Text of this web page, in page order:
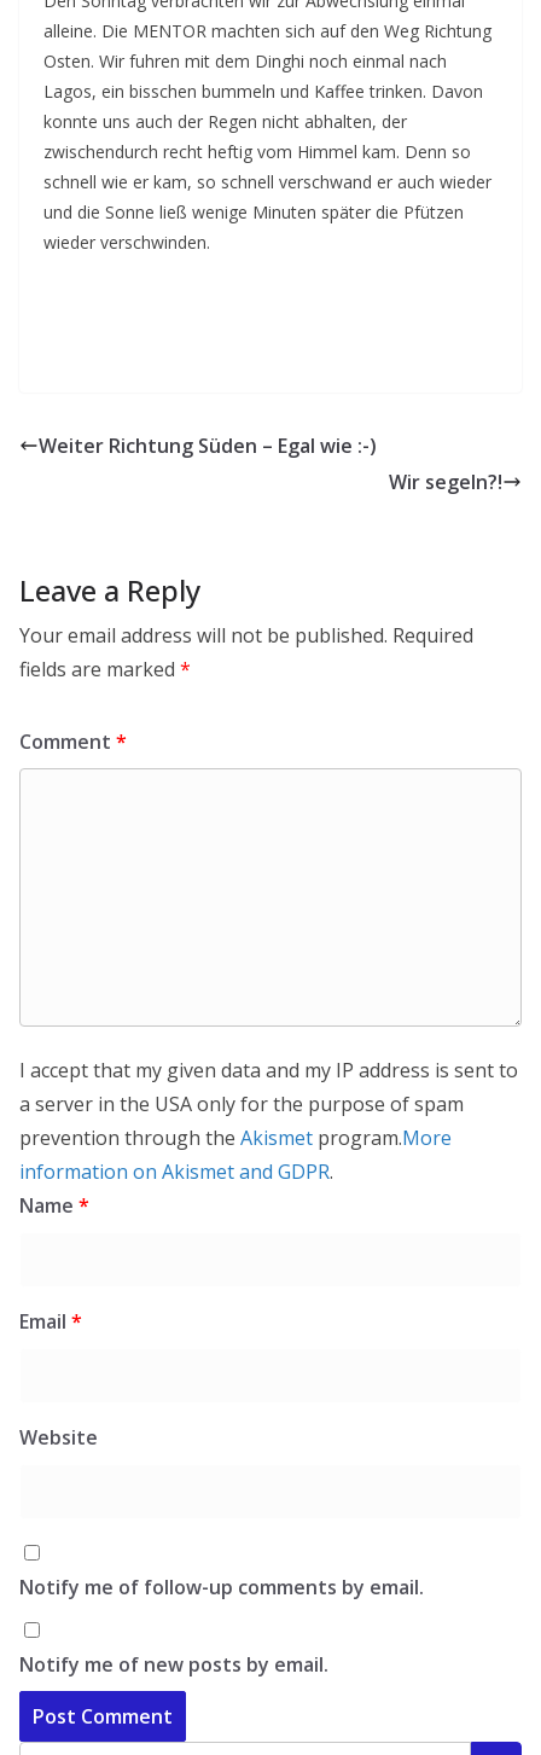
alleine. Die MENTOR machten sich auf den Weg Richtung
Osten. Wir fuhren mit dem Dinghi noch einmal nach
Lagos, ein bisschen bummeln und Kaffee trinken. Davon
konnte uns auch der Regen nicht abhalten, der
zwischendurch recht heftig vom Himmel kam. Denn so
schnell wie er kam, so schnell verschwand er auch wieder
und die Sonne ließ wenige Minuten später die Pfützen
wieder verschwinden.
Weiter Richtung Süden – Egal wie :-)
Wir segeln?!
Leave a Reply
Your email address will not be published. Required
fields are marked *
Comment *
I accept that my given data and my IP address is sent to
a server in the USA only for the purpose of spam
prevention through the Akismet program.More
information on Akismet and GDPR.
Name *
Email *
Website
Notify me of follow-up comments by email.
Notify me of new posts by email.